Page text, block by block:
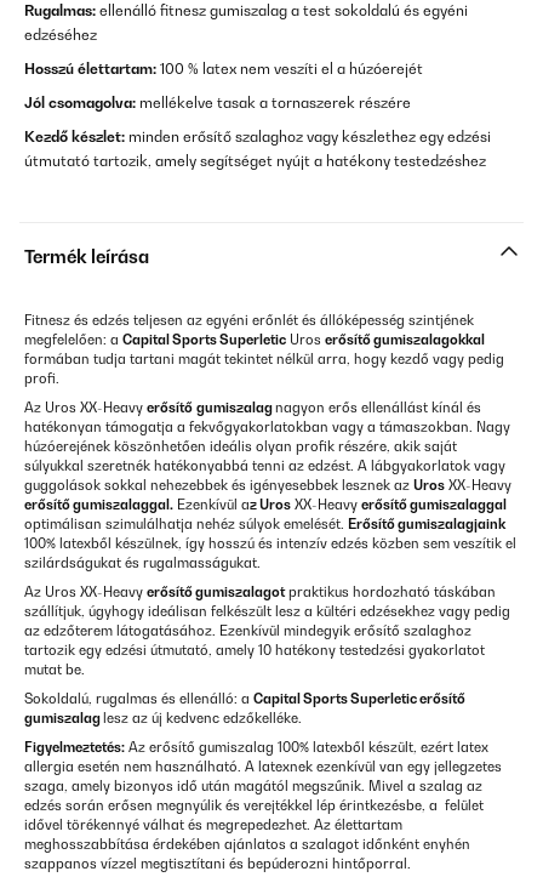
Rugalmas: ellenálló fitnesz gumiszalag a test sokoldalú és egyéni
edzéséhez
Hosszú élettartam: 100 % latex nem veszíti el a húzóerejét
Jól csomagolva: mellékelve tasak a tornaszerek részére
Kezdő készlet: minden erősítő szalaghoz vagy készlethez egy edzési
útmutató tartozik, amely segítséget nyújt a hatékony testedzéshez
Termék leírása
Fitnesz és edzés teljesen az egyéni erőnlét és állóképesség szintjének
megfelelően: a Capital Sports Superletic Uros erősítő gumiszalagokkal
formában tudja tartani magát tekintet nélkül arra, hogy kezdő vagy pedig
profi.
Az Uros XX-Heavy erősítő gumiszalagnagyon erős ellenállást kínál és
hatékonyan támogatja a fekvőgyakorlatokban vagy a támaszokban. Nagy
húzóerejének köszönhetően ideális olyan profik részére, akik saját
súlyukkal szeretnék hatékonyabbá tenni az edzést. A lábgyakorlatok vagy
guggolások sokkal nehezebbek és igényesebbek lesznek az Uros XX-Heavy
erősítő gumiszalaggal. Ezenkívül az Uros XX-Heavy erősítő gumiszalaggal
optimálisan szimulálhatja nehéz súlyok emelését. Erősítő gumiszalagjaink
100% latexből készülnek, így hosszú és intenzív edzés közben sem veszítik el
szilárdságukat és rugalmasságukat.
Az Uros XX-Heavy erősítő gumiszalagotpraktikus hordozható táskában
szállítjuk, úgyhogy ideálisan felkészült lesz a kültéri edzésekhez vagy pedig
az edzőterem látogatásához. Ezenkívül mindegyik erősítő szalaghoz
tartozik egy edzési útmutató, amely 10 hatékony testedzési gyakorlatot
mutat be.
Sokoldalú, rugalmas és ellenálló: a Capital Sports Superletic erősítő
gumiszalag lesz az új kedvenc edzőkelléke.
Figyelmeztetés: Az erősítő gumiszalag 100% latexből készült, ezért latex
allergia esetén nem használható. A latexnek ezenkívül van egy jellegzetes
szaga, amely bizonyos idő után magától megszűnik. Mivel a szalag az
edzés során erősen megnyúlik és verejtékkel lép érintkezésbe, a felület
idővel törékennyé válhat és megrepedezhet. Az élettartam
meghosszabbítása érdekében ajánlatos a szalagot időnként enyhén
szappanos vízzel megtisztítani és bepúderozni hintőporral.